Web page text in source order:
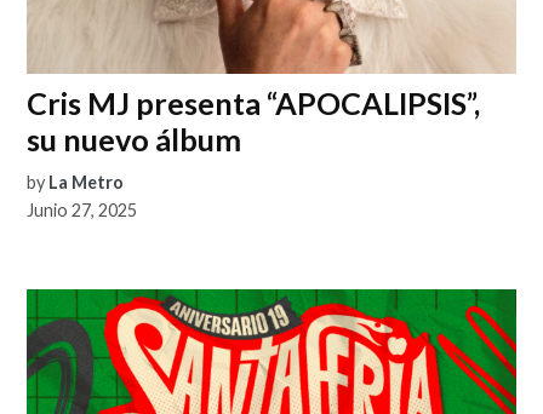
Cris MJ presenta “APOCALIPSIS”,
su nuevo álbum
by La Metro
Junio 27, 2025